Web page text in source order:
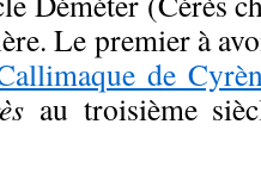
Le premier à
de
au troisième